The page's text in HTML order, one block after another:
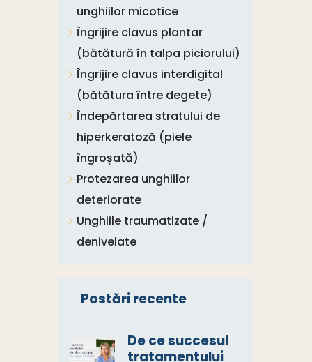
unghiilor micotice
Îngrijire clavus plantar
(bătătură în talpa piciorului)
Îngrijire clavus interdigital
(bătătura între degete)
Îndepărtarea stratului de
hiperkeratoză (piele
îngroșată)
Protezarea unghiilor
deteriorate
Unghiile traumatizate /
denivelate
Postări recente
De ce succesul
tratamentului